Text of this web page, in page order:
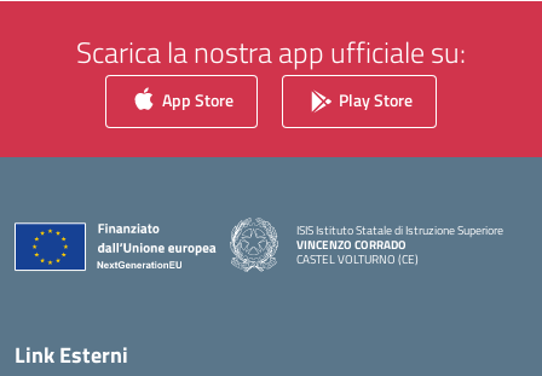
Scarica la nostra app ufficiale su:
App Store Play Store
ISIS Istituto Statale di Istruzione Superiore
VINCENZO CORRADO
CASTEL VOLTURNO (CE)
Link Esterni